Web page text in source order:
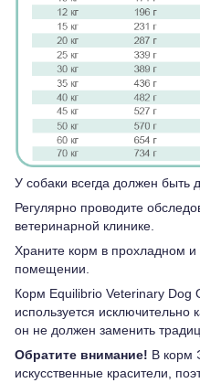
У собаки всегда должен быть
Регулярно проводите
ветеринарной клинике.
Храните корм в прохладном
помещении.
Корм Equilibrio Veterinary
используется исключительно
он не должен заменить
Обратите внимание! В корм
искусственные красители,